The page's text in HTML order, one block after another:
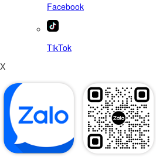
Facebook
TikTok
X